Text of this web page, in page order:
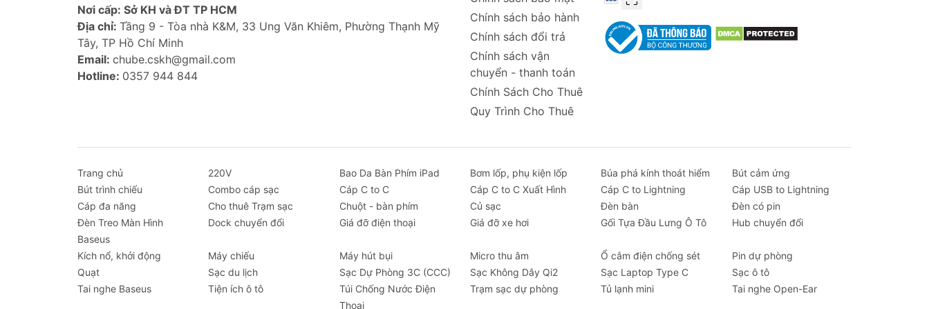
Nơi cấp: Sở KH và ĐT TP HCM
Địa chỉ: Tầng 9 - Tòa nhà K&M, 33 Ung Văn Khiêm, Phường Thạnh Mỹ
Tây, TP Hồ Chí Minh
Email: chube.cskh@gmail.com
Hotline: 0357 944 844
Chính sách bảo hành
Chính sách đổi trả
Chính sách vận
chuyển - thanh toán
Chính Sách Cho Thuê
Quy Trình Cho Thuê
Trang chủ 220V Bao Da Bàn Phím iPad Bơm lốp, phụ kiện lốp Búa phá kính thoát hiểm
Bút cảm ứng
Bút trình chiếu
Combo cáp sạc Cáp C to C Cáp C to C Xuất Hình Cáp C to Lightning
Cáp USB to Lightning
Cáp đa năng
Cho thuê Trạm sạc Chuột - bàn phím Củ sạc Đèn bàn
Đèn có pin
Đèn Treo Màn Hình
Baseus
Dock chuyển đổi Giá đỡ điện thoại Giá đỡ xe hơi Gối Tựa Đầu Lưng Ô Tô Hub chuyển đổi
Kích nổ, khởi động Máy chiếu Máy hút bụi Micro thu âm Ổ cắm điện chống sét
Pin dự phòng
Quạt
Sạc du lịch Sạc Dự Phòng 3C (CCC) Sạc Không Dây Qi2 Sạc Laptop Type C
Sạc ô tô
Tai nghe Baseus
Tiện ích ô tô
Túi Chống Nước Điện
Thoại
Trạm sạc dự phòng Tủ lạnh mini Tai nghe Open-Ear